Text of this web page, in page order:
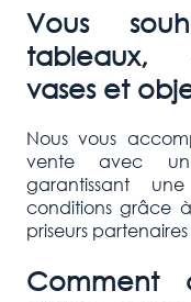
Vous
tableaux,
vases et
Nous vous
vente avec un
garantissant
conditions grâce
priseurs
Comment